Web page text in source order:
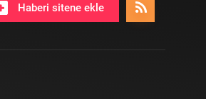
Haberi sitene ekle